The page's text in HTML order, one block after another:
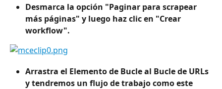
Desmarca la opción "Paginar para scrapear
más páginas" y luego haz clic en "Crear
workflow".
Arrastra el Elemento de Bucle al Bucle de URLs
y tendremos un flujo de trabajo como este